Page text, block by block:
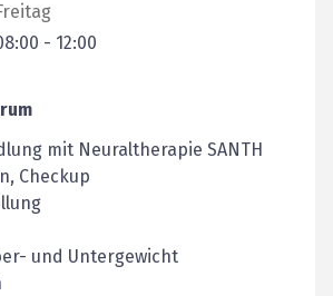
- 12:00
mit Neuraltherapie SANTH
Checkup
und Untergewicht